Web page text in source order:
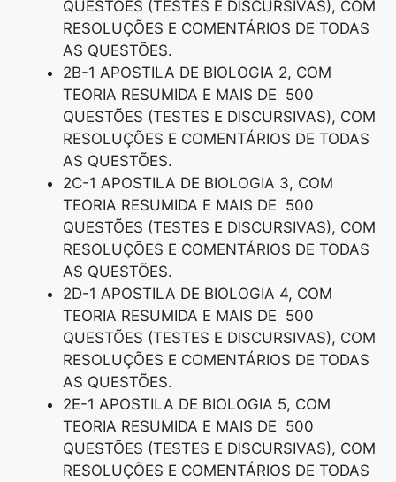
QUESTÕES (TESTES E DISCURSIVAS), COM
RESOLUÇÕES E COMENTÁRIOS DE TODAS
AS QUESTÕES.
2B-1 APOSTILA DE BIOLOGIA 2, COM
TEORIA RESUMIDA E MAIS DE 500
QUESTÕES (TESTES E DISCURSIVAS), COM
RESOLUÇÕES E COMENTÁRIOS DE TODAS
AS QUESTÕES.
2C-1 APOSTILA DE BIOLOGIA 3, COM
TEORIA RESUMIDA E MAIS DE 500
QUESTÕES (TESTES E DISCURSIVAS), COM
RESOLUÇÕES E COMENTÁRIOS DE TODAS
AS QUESTÕES.
2D-1 APOSTILA DE BIOLOGIA 4, COM
TEORIA RESUMIDA E MAIS DE 500
QUESTÕES (TESTES E DISCURSIVAS), COM
RESOLUÇÕES E COMENTÁRIOS DE TODAS
AS QUESTÕES.
2E-1 APOSTILA DE BIOLOGIA 5, COM
TEORIA RESUMIDA E MAIS DE 500
QUESTÕES (TESTES E DISCURSIVAS), COM
RESOLUÇÕES E COMENTÁRIOS DE TODAS